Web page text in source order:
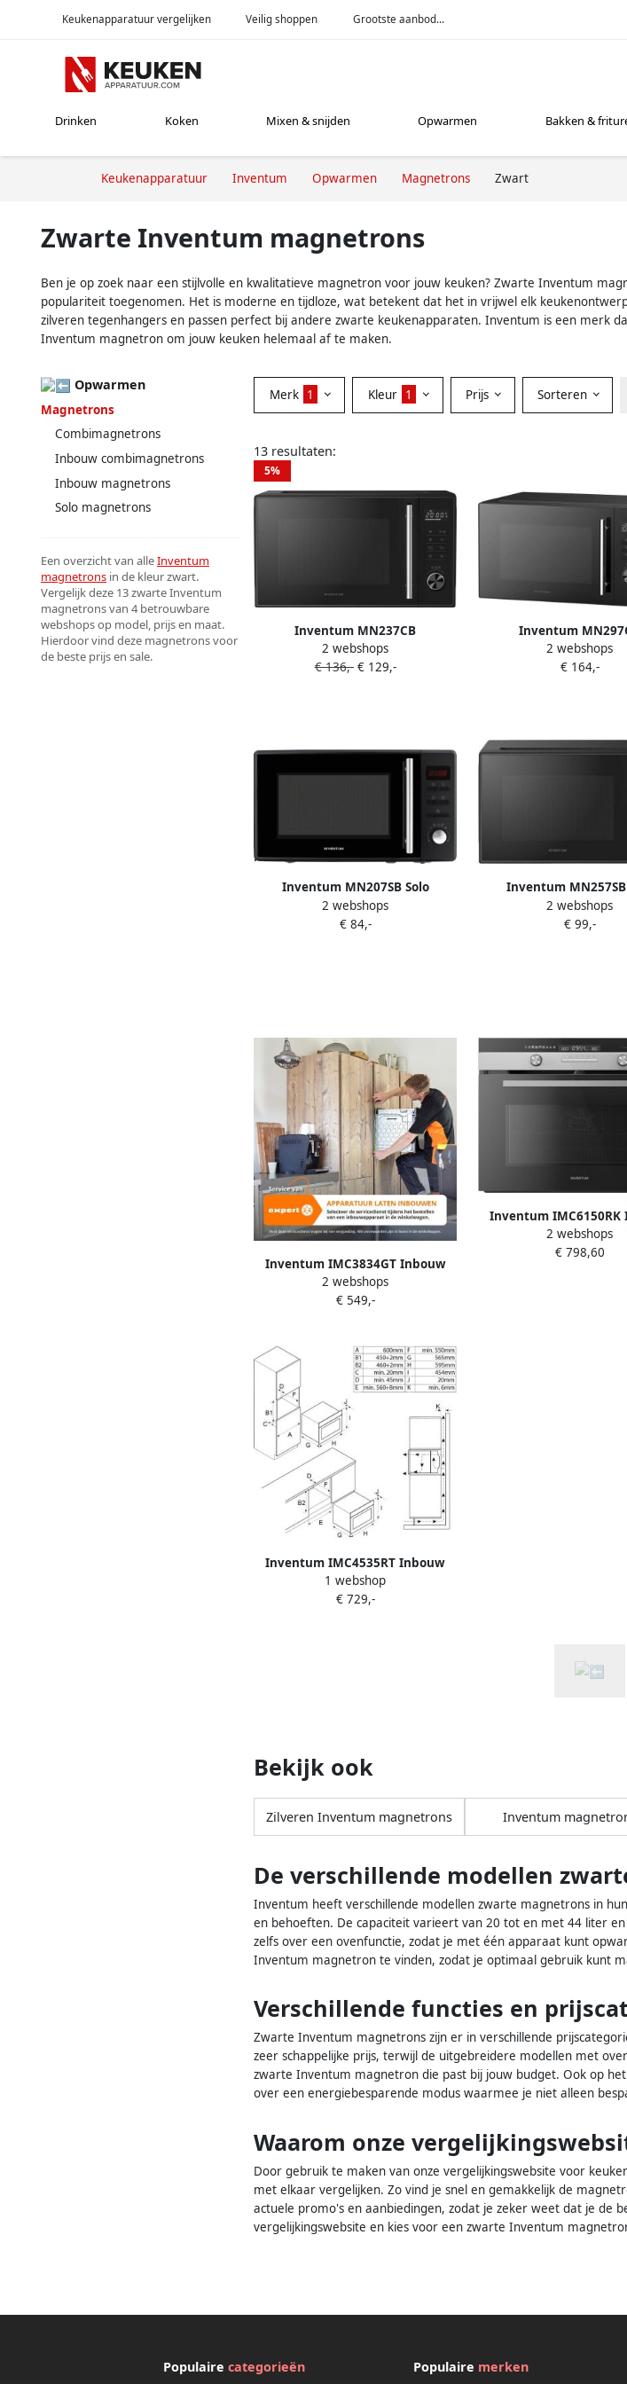
Keukenapparatuur vergelijken Veilig shoppen Grootste aanbod...
Drinken Koken Mixen & snijden Opwarmen Bakken &
Keukenapparatuur Inventum Opwarmen Magnetrons Zwart
Zwarte Inventum magnetrons
Ben je op zoek naar een stijlvolle en kwalitatieve magnetron voor jouw keuken? Zwarte Inventum
populariteit toegenomen. Het is moderne en tijdloze, wat betekent dat het in vrijwel elk
zilveren tegenhangers en passen perfect bij andere zwarte keukenapparaten. Inventum is een merk
Inventum magnetron om jouw keuken helemaal af te maken.
Opwarmen
Magnetrons
Combimagnetrons
Inbouw combimagnetrons
Inbouw magnetrons
Solo magnetrons
Een overzicht van alleInventum
magnetrons in de kleur zwart.
Vergelijk deze 13 zwarte Inventum
magnetrons van 4 betrouwbare
webshops op model, prijs en maat.
Hierdoor vind deze magnetrons voor
de beste prijs en sale.
Merk 1 Kleur 1 Prijs Sorteren
13 resultaten:
5%
Inventum MN237CB
Combimagnetron 23L 900W
Hetelucht- en grillfunctie 10
2 webshops
€ 136,-€ 129,-
Inventum
Combimagnetron 29L
Hetelucht- en
2 webshops
€ 164,-
Inventum MN207SB Solo
magnetron 20L 800W 8
kookprogramma's Display
2 webshops
€ 84,-
Inventum MN257SB
magnetron 25L
kookprogramma's
2 webshops
€ 99,-
Inventum IMC3834GT Inbouw
combi-oven Hetelucht Magnetron
Grill 34 liter 38 cm hoog Tot 220
2 webshops
€ 549,-
Inventum IMC6150RK
combi-oven Hetelucht
Grill 50 liter 45 cm hoog
2 webshops
€ 798,60
Inventum IMC4535RT Inbouw
combi-oven Hetelucht Magnetron
Grill 50 liter 45 cm hoog Tot 250
1 webshop
€ 729,-
Bekijk ook
Zilveren Inventum magnetrons Inventum
De verschillende modellen
Inventum heeft verschillende modellen zwarte magnetrons in
en behoeften. De capaciteit varieert van 20 tot en met 44 liter
zelfs over een ovenfunctie, zodat je met één apparaat kunt
Inventum magnetron te vinden, zodat je optimaal gebruik kunt
Verschillende functies en
Zwarte Inventum magnetrons zijn er in verschillende
zeer schappelijke prijs, terwijl de uitgebreidere modellen met
zwarte Inventum magnetron die past bij jouw budget. Ook op
over een energiebesparende modus waarmee je niet alleen
Waarom onze
Door gebruik te maken van onze vergelijkingswebsite voor
met elkaar vergelijken. Zo vind je snel en gemakkelijk de
actuele promo's en aanbiedingen, zodat je zeker weet dat je de
vergelijkingswebsite en kies voor een zwarte Inventum
Populairecategorieën Populaire merken